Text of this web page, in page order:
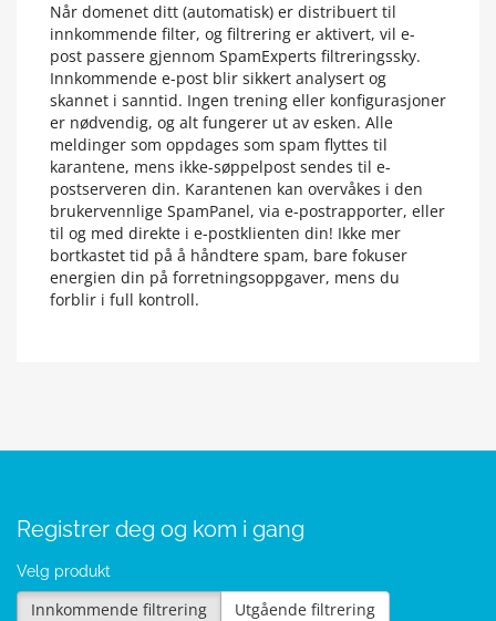
Når domenet ditt (automatisk) er distribuert til
innkommende filter, og filtrering er aktivert, vil e-
post passere gjennom SpamExperts filtreringssky.
Innkommende e-post blir sikkert analysert og
skannet i sanntid. Ingen trening eller konfigurasjoner
er nødvendig, og alt fungerer ut av esken. Alle
meldinger som oppdages som spam flyttes til
karantene, mens ikke-søppelpost sendes til e-
postserveren din. Karantenen kan overvåkes i den
brukervennlige SpamPanel, via e-postrapporter, eller
til og med direkte i e-postklienten din! Ikke mer
bortkastet tid på å håndtere spam, bare fokuser
energien din på forretningsoppgaver, mens du
forblir i full kontroll.
Registrer deg og kom i gang
Velg produkt
Innkommende filtrering Utgående filtrering